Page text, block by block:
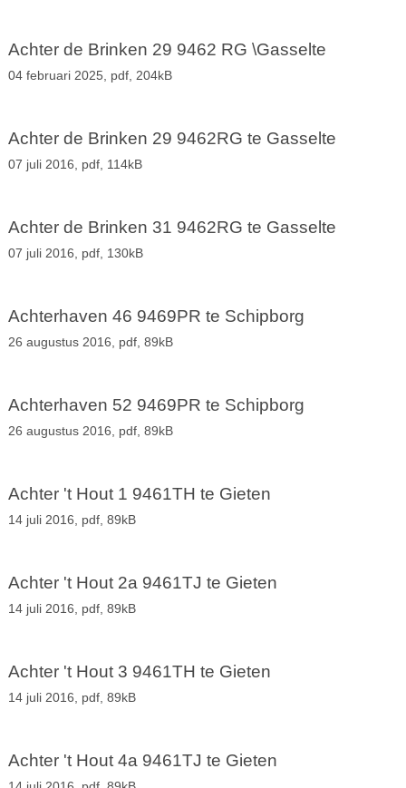
Achter de Brinken 29 9462 RG \Gasselte
04 februari 2025, pdf, 204kB
Achter de Brinken 29 9462RG te Gasselte
07 juli 2016, pdf, 114kB
Achter de Brinken 31 9462RG te Gasselte
07 juli 2016, pdf, 130kB
Achterhaven 46 9469PR te Schipborg
26 augustus 2016, pdf, 89kB
Achterhaven 52 9469PR te Schipborg
26 augustus 2016, pdf, 89kB
Achter 't Hout 1 9461TH te Gieten
14 juli 2016, pdf, 89kB
Achter 't Hout 2a 9461TJ te Gieten
14 juli 2016, pdf, 89kB
Achter 't Hout 3 9461TH te Gieten
14 juli 2016, pdf, 89kB
Achter 't Hout 4a 9461TJ te Gieten